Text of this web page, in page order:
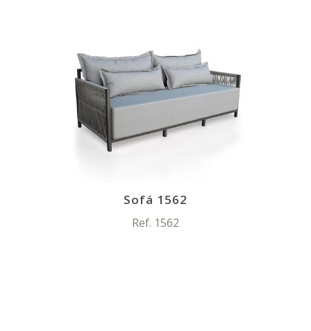
Sofá 1562
Ref. 1562